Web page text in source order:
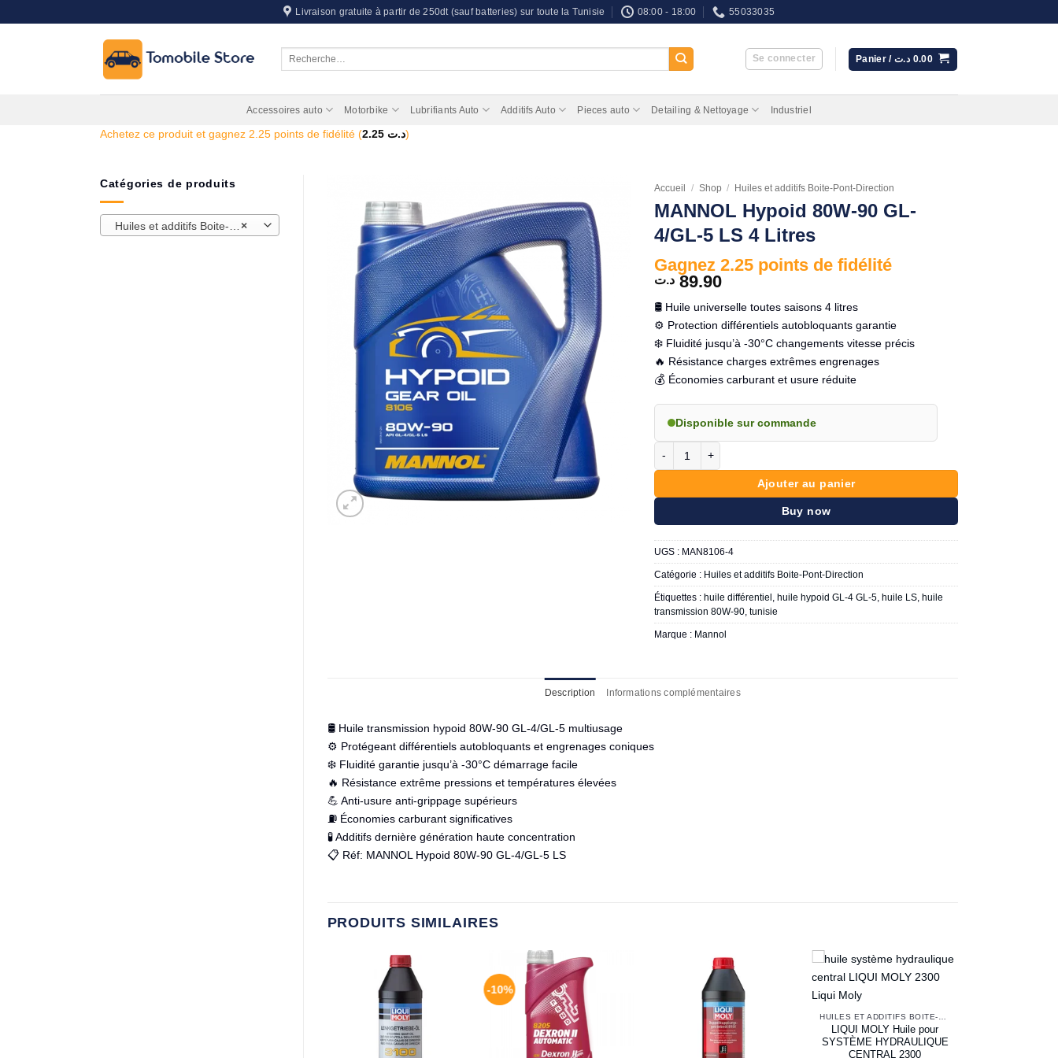
au
Livraison gratuite à partir de 250dt (sauf batteries) sur toute la Tunisie 08:00 - 18:00 55033035
Se connecter Panier / 0.00 د.ت
Accessoires auto Motorbike Lubrifiants Auto Additifs Auto Pieces auto Detailing & Nettoyage Industriel
Achetez ce produit et gagnez 2.25 points de fidélité (2.25 د.ت)
Catégories de produits
×
Huiles et additifs Boite-Pont-Direction
Accueil / Shop / Huiles et additifs Boite-Pont-Direction
MANNOL Hypoid 80W-90 GL-
4/GL-5 LS 4 Litres
Gagnez 2.25 points de fidélité
89.90 د.ت
🛢️ Huile universelle toutes saisons 4 litres
⚙️ Protection différentiels autobloquants garantie
❄️ Fluidité jusqu’à -30°C changements vitesse précis
🔥 Résistance charges extrêmes engrenages
💰 Économies carburant et usure réduite
Disponible sur commande
Ajouter au panier
Buy now
UGS : MAN8106-4
Catégorie : Huiles et additifs Boite-Pont-Direction
Étiquettes : huile différentiel huile hypoid GL-4 GL-5 huile LS huile
transmission 80W-90 ,tunisie
Marque : Mannol
Description Informations complémentaires
🛢️ Huile transmission hypoid 80W-90 GL-4/GL-5 multiusage
⚙️ Protégeant différentiels autobloquants et engrenages coniques
❄️ Fluidité garantie jusqu’à -30°C démarrage facile
🔥 Résistance extrême pressions et températures élevées
💪 Anti-usure anti-grippage supérieurs
⛽ Économies carburant significatives
🧪 Additifs dernière génération haute concentration
📋 Réf: MANNOL Hypoid 80W-90 GL-4/GL-5 LS
PRODUITS SIMILAIRES
-10%
HUILES ET ADDITIFS BOITE-PONT-DIRECTION
LIQUI MOLY Huile pour
SYSTÈME HYDRAULIQUE
CENTRAL 2300